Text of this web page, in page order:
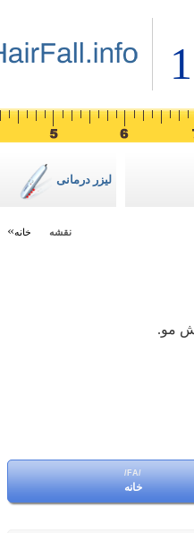
1
لیزر درمانی
خانه نقشه
مو.
خانه